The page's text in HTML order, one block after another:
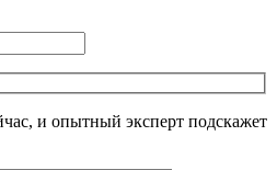
и опытный эксперт подскажет